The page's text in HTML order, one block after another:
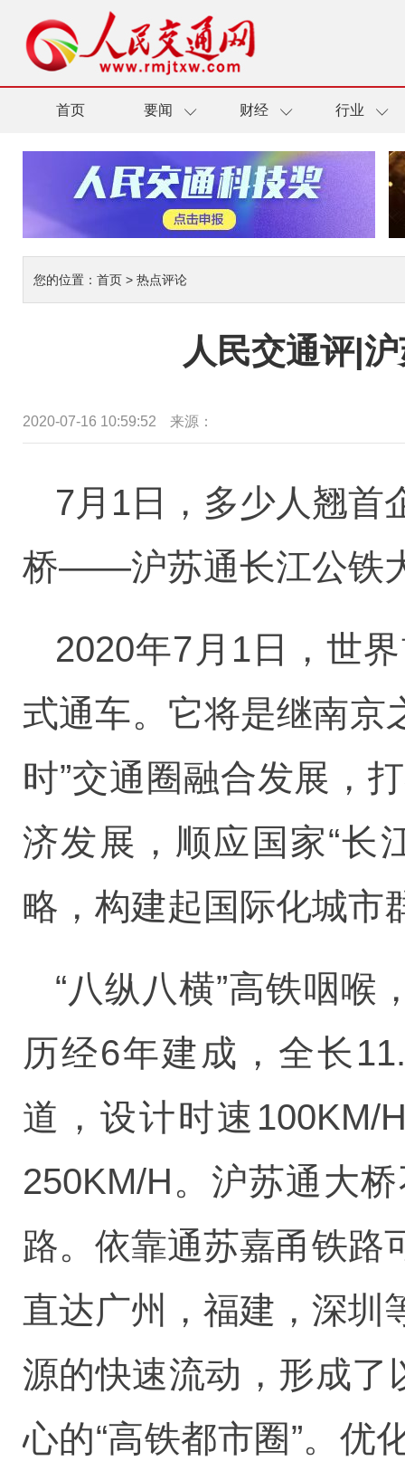
首页 要闻 财经 行业
您的位置： 首页 > 热点评论
人民交通评|
2020-07-16 10:59:52 来源：
7月1日，多少人翘首
桥——沪苏通长江公铁
2020年7月1日，世
式通车。它将是继南京
时”交通圈融合发展，
济发展，顺应国家“长
略，构建起国际化城市
“八纵八横”高铁咽喉
历经6年建成，全长
道，设计时速100KM/
250KM/H。沪苏通大
路。依靠通苏嘉甬铁路
直达广州，福建，深圳
源的快速流动，形成了
心的“高铁都市圈”。优